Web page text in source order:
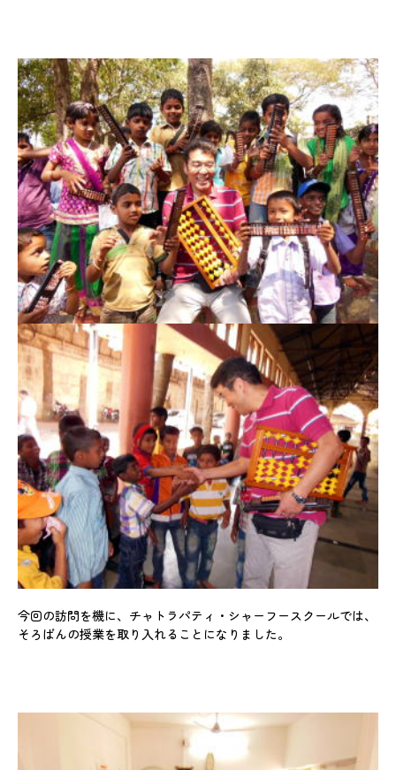
今回の訪問を機に、チャトラパティ・シャーフースクールでは、
そろばんの授業を取り入れることになりました。